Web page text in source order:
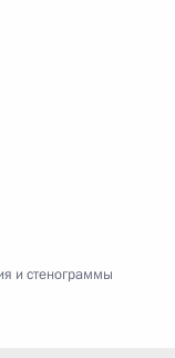
и стенограммы